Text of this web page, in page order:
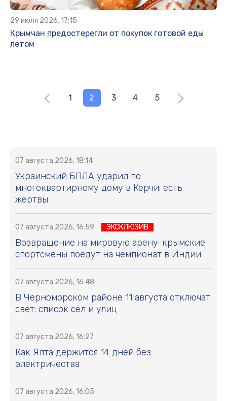
29 июля 2026, 17:15
Крымчан предостерегли от покупок готовой еды
летом
1 2 3 4 5
07 августа 2026, 18:14
Украинский БПЛА ударил по
многоквартирному дому в Керчи: есть
жертвы
07 августа 2026, 16:59 ЭКСКЛЮЗИВ
Возвращение на мировую арену: крымские
спортсмены поедут на чемпионат в Индии
07 августа 2026, 16:48
В Черноморском районе 11 августа отключат
свет: список сёл и улиц
07 августа 2026, 16:27
Как Ялта держится 14 дней без
электричества
07 августа 2026, 16:05